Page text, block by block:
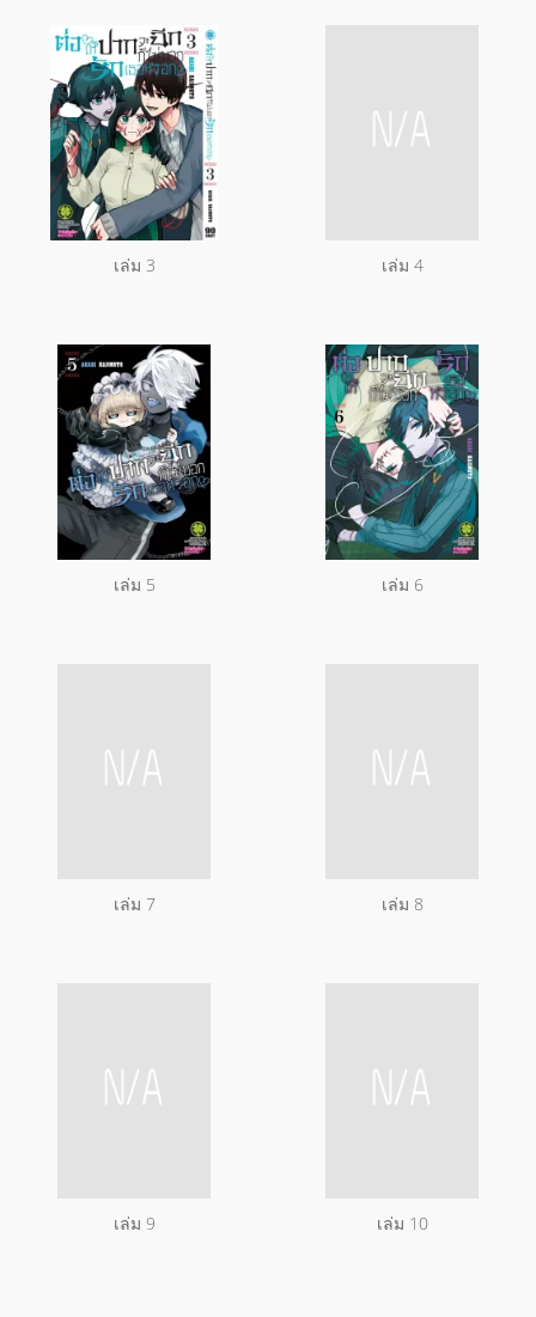
เล่ม 3 เล่ม 4
เล่ม 5 เล่ม 6
เล่ม 7 เล่ม 8
เล่ม 9 เล่ม 10